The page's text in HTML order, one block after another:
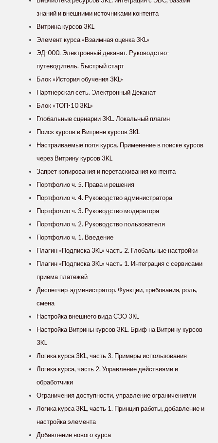
знаний и внешними источниками контента
Витрина курсов 3KL
Элемент курса «Взаимная оценка 3KL»
ЭД-000. Электронный деканат. Руководство-
путеводитель. Быстрый старт
Блок «История обучения 3KL»
Партнерская сеть. Электронный Деканат
Блок «ТОП-10 3KL»
Глобальные сценарии 3KL. Локальный плагин
Поиск курсов в Витрине курсов 3KL
Настраиваемые поля курса. Применение в поиске курсов
через Витрину курсов 3KL
Запрет копирования и перетаскивания контента
Портфолио ч. 5. Права и решения
Портфолио ч. 4. Руководство администратора
Портфолио ч. 3. Руководство модератора
Портфолио ч. 2. Руководство пользователя
Портфолио ч. 1. Введение
Плагин «Подписка 3KL» часть 2. Глобальные настройки
Плагин «Подписка 3KL» часть 1. Интеграция с сервисами
приема платежей
Диспетчер-администратор. Функции, требования, роль,
смена
Настройка внешнего вида СЭО 3КL
Настройка Витрины курсов 3KL. Бриф на Витрину курсов
3KL
Логика курса 3KL, часть 3. Примеры использования
Логика курса, часть 2. Управление действиями и
обработчики
Ограничения доступности, управление ограничениями
Логика курса 3KL, часть 1. Принцип работы, добавление и
настройка элемента
Добавление нового курса